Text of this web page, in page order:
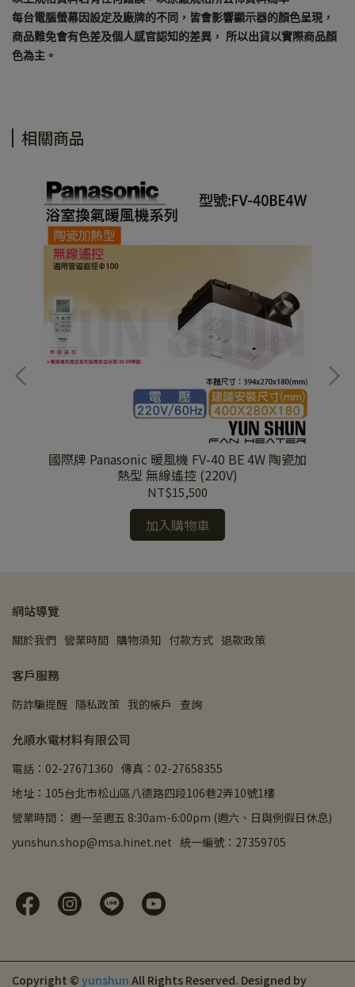
每台電腦螢幕因設定及廠牌的不同，皆會影響顯示器的顏色呈現，
商品難免會有色差及個人感官認知的差異， 所以出貨以實際商品顏
色為主。
相關商品
國際牌 Panasonic 暖風機 FV-40 BE 4W 陶瓷加
熱型 無線遙控 (220V)
NT$15,500
加入購物車
網站導覽
關於我們 營業時間 購物須知 付款方式 退款政策
客戶服務
防詐騙提醒 隱私政策 我的帳戶 查詢
允順水電材料有限公司
電話：02-27671360 傳真：02-27658355
地址：105台北市松山區八德路四段106巷2弄10號1樓
營業時間： 週一至週五 8:30am-6:00pm (週六、日與例假日休息)
yunshun.shop@msa.hinet.net 統一編號：27359705
Copyright © yunshun All Rights Reserved. Designed by